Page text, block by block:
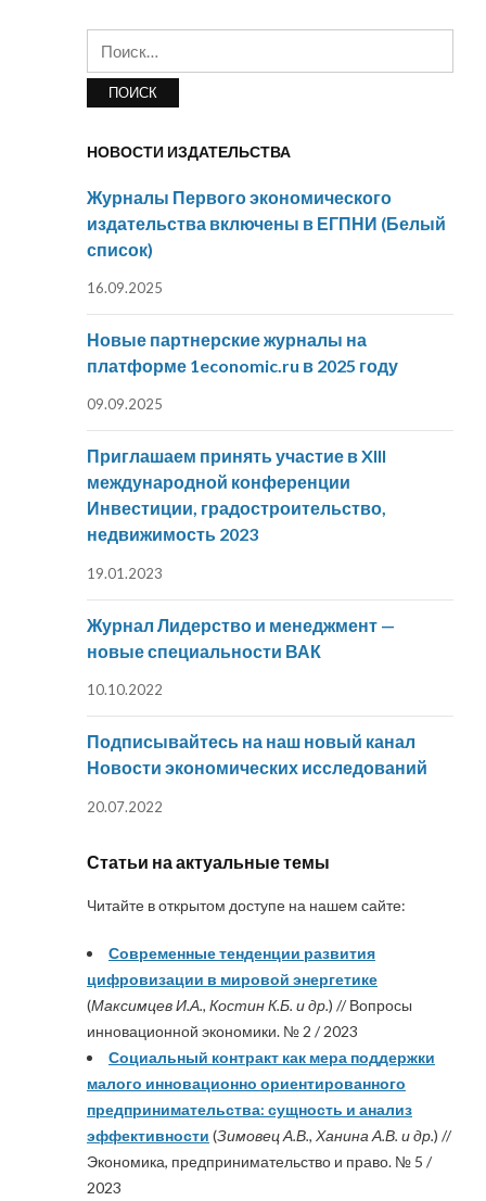
НОВОСТИ ИЗДАТЕЛЬСТВА
Журналы Первого экономического
издательства включены в ЕГПНИ (Белый
список)
16.09.2025
Новые партнерские журналы на
платформе 1economic.ru в 2025 году
09.09.2025
Приглашаем принять участие в XIII
международной конференции
Инвестиции, градостроительство,
недвижимость 2023
19.01.2023
Журнал Лидерство и менеджмент —
новые специальности ВАК
10.10.2022
Подписывайтесь на наш новый канал
Новости экономических исследований
20.07.2022
Статьи на актуальные темы
Читайте в открытом доступе на нашем сайте:
Современные тенденции развития
цифровизации в мировой энергетике
(Максимцев И.А., Костин К.Б. и др.) // Вопросы
инновационной экономики. № 2 / 2023
Социальный контракт как мера поддержки
малого инновационно ориентированного
предпринимательства: сущность и анализ
эффективности (Зимовец А.В., Ханина А.В. и др.) //
Экономика, предпринимательство и право. № 5 /
2023